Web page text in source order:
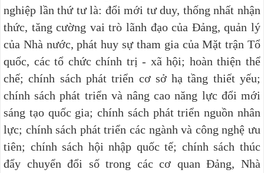
nghiệp lần thứ tư là: đổi mới tư duy, thống nhất nhận
thức, tăng cường vai trò lãnh đạo của Đảng, quản lý
của Nhà nước, phát huy sự tham gia của Mặt trận Tổ
quốc, các tổ chức chính trị - xã hội; hoàn thiện thể
chế; chính sách phát triển cơ sở hạ tầng thiết yếu;
chính sách phát triển và nâng cao năng lực đổi mới
sáng tạo quốc gia; chính sách phát triển nguồn nhân
lực; chính sách phát triển các ngành và công nghệ ưu
tiên; chính sách hội nhập quốc tế; chính sách thúc
đẩy chuyển đổi số trong các cơ quan Đảng, Nhà